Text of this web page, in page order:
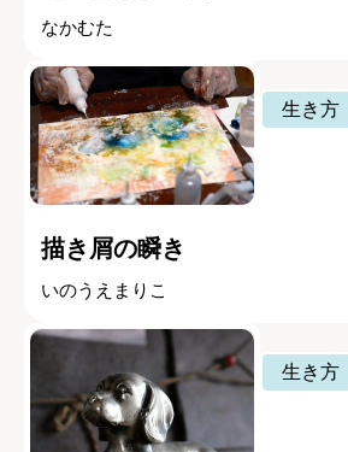
なかむた
生き方
描き屑の瞬き
いのうえまりこ
生き方